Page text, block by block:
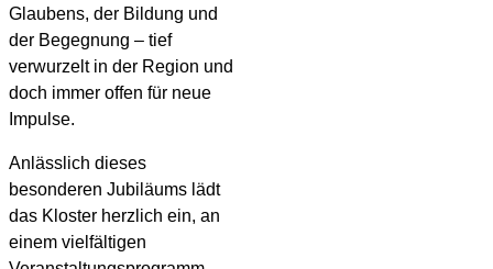
Glaubens, der Bildung und
der Begegnung – tief
verwurzelt in der Region und
doch immer offen für neue
Impulse.
Anlässlich dieses
besonderen Jubiläums lädt
das Kloster herzlich ein, an
einem vielfältigen